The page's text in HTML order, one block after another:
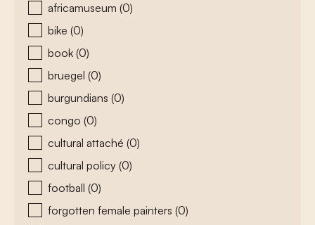
africamuseum (0)
bike (0)
book (0)
bruegel (0)
burgundians (0)
congo (0)
cultural attaché (0)
cultural policy (0)
football (0)
forgotten female painters (0)